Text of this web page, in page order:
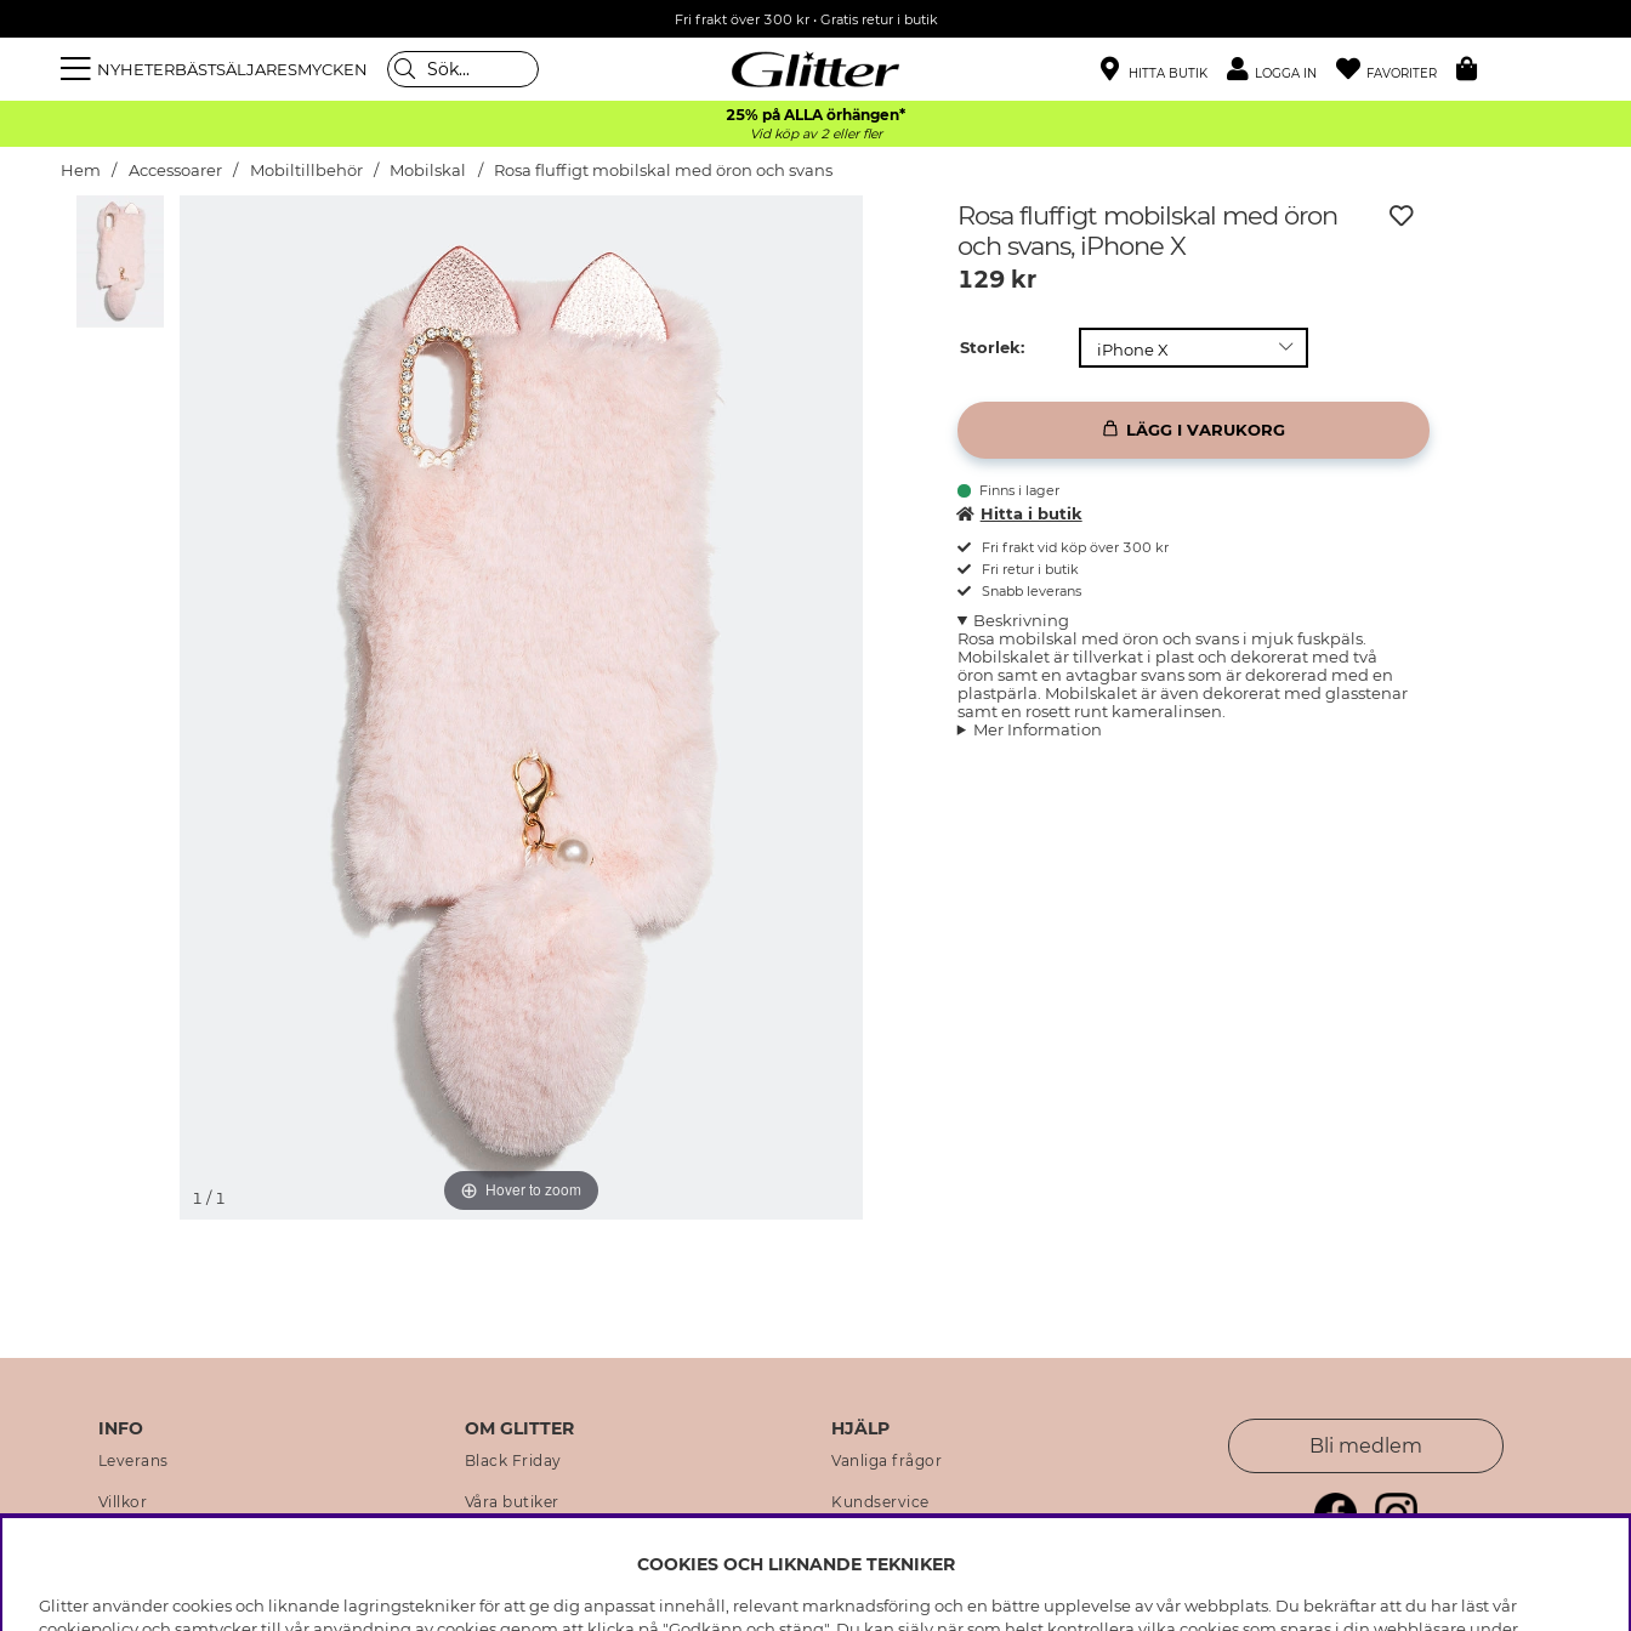
Fri frakt över 300 kr• Gratis retur i butik
NYHETERBÄSTSÄLJARESMYCKEN HITTA BUTIK LOGGA IN FAVORITER
25% på ALLA örhängen*
Vid köp av 2 eller fler
Hem Accessoarer Mobiltillbehör Mobilskal Rosa fluffigt mobilskal med öron och svans
Hover to zoom
1 / 1
Rosa fluffigt mobilskal med öron
och svans, iPhone X
129kr
Storlek:
LÄGG I VARUKORG
Finns i lager
Hitta i butik
Fri frakt vid köp över 300 kr
Fri retur i butik
Snabb leverans
Beskrivning
Rosa mobilskal med öron och svans i mjuk fuskpäls.
Mobilskalet är tillverkat i plast och dekorerat med två
öron samt en avtagbar svans som är dekorerad med en
plastpärla. Mobilskalet är även dekorerat med glasstenar
samt en rosett runt kameralinsen.
Mer Information
INFO
Leverans
Villkor
Medlemsvillkor
OM GLITTER
Black Friday
Våra butiker
Hållbarhet
HJÄLP
Vanliga frågor
Kundservice
Skötselråd skinnhandskar
Bli medlem
COOKIES OCH LIKNANDE TEKNIKER
Glitter använder cookies och liknande lagringstekniker för att ge dig anpassat innehåll, relevant marknadsföring och en bättre upplevelse av vår webbplats. Du bekräftar att du har läst vår